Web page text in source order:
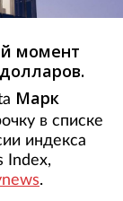
момент
Марк
в списке
индекса
Index,
.